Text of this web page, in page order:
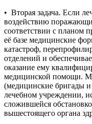
• Вторая задача. Если
воздействию
соответствии с планом
её базе медицинские
катастроф,
отделений и
оказание ему
медицинской помощи.
(медицинские бригады
лечебном учреждении,
сложившейся
вышестоящего органа